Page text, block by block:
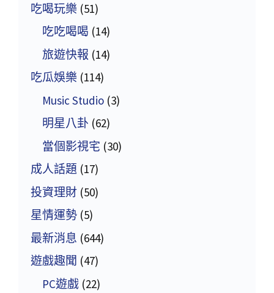
吃喝玩樂 (51)
吃吃喝喝 (14)
旅遊快報 (14)
吃瓜娛樂 (114)
Music Studio (3)
明星八卦 (62)
當個影視宅 (30)
成人話題 (17)
投資理財 (50)
星情運勢 (5)
最新消息 (644)
遊戲趣聞 (47)
PC遊戲 (22)